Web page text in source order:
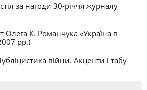
за нагоди 30-річчя журналу
Олега К. Романчука «Україна в
рр.)
війни. Акценти і табу